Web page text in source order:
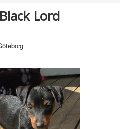
Lord